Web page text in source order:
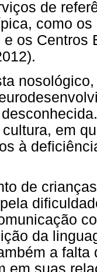
de
como
e os
em
à
de
da
a
em suas